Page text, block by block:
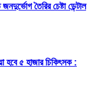
তৈরির চেষ্টা ডেন্টাল
হবে ৫ হাজার চিকিৎসক :